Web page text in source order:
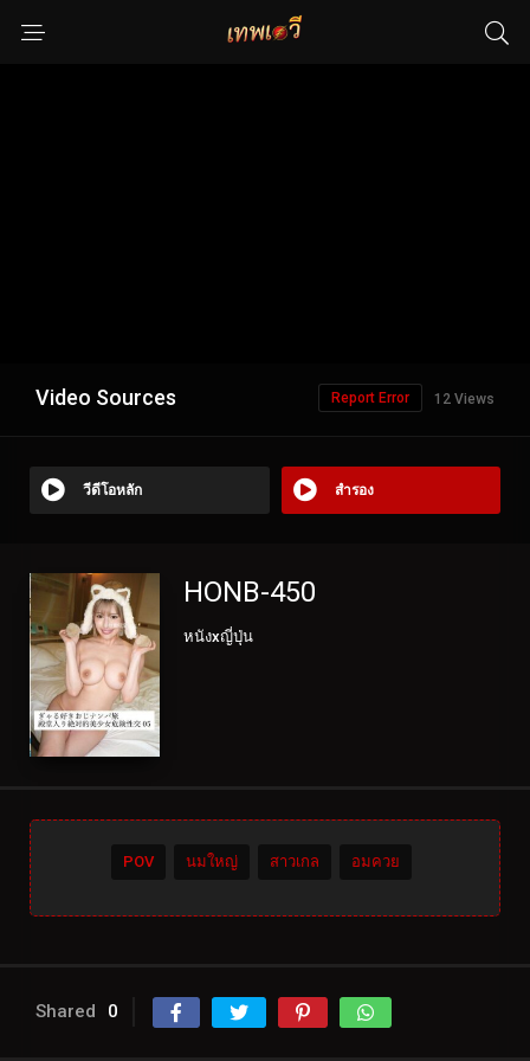
Video Sources 12 Views
Report Error
วีดีโอหลัก สำรอง
HONB-450
หนังxญี่ปุ่น
POV นมใหญ่ สาวเกล อมควย
Shared 0